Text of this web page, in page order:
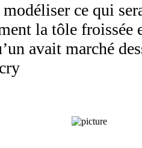
modéliser ce qui
la tôle froissée
avait marché